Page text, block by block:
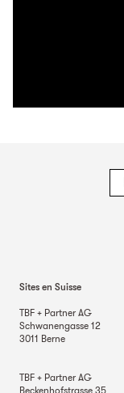
Sites en Suisse
TBF + Partner AG
Schwanengasse 12
3011 Berne
TBF + Partner AG
Beckenhofstrasse 35